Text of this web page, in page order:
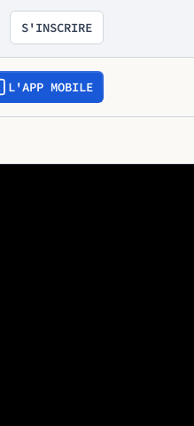
S'INSCRIRE
L'APP MOBILE